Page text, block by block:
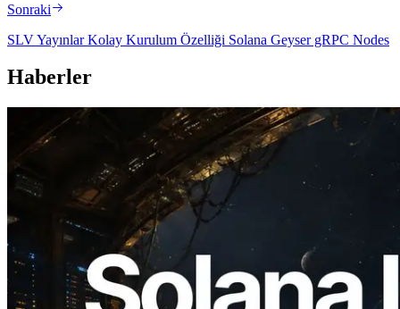
Sonraki
SLV Yayınlar Kolay Kurulum Özelliği Solana Geyser gRPC Nodes
Haberler